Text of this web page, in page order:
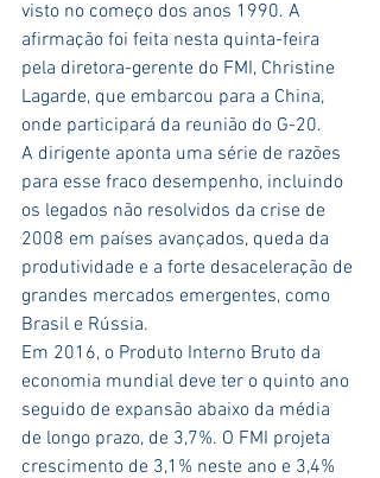
visto no começo dos anos 1990. A
afirmação foi feita nesta quinta-feira
pela diretora-gerente do FMI, Christine
Lagarde, que embarcou para a China,
onde participará da reunião do G-20.
A dirigente aponta uma série de razões
para esse fraco desempenho, incluindo
os legados não resolvidos da crise de
2008 em países avançados, queda da
produtividade e a forte desaceleração de
grandes mercados emergentes, como
Brasil e Rússia.
Em 2016, o Produto Interno Bruto da
economia mundial deve ter o quinto ano
seguido de expansão abaixo da média
de longo prazo, de 3,7%. O FMI projeta
crescimento de 3,1% neste ano e 3,4%